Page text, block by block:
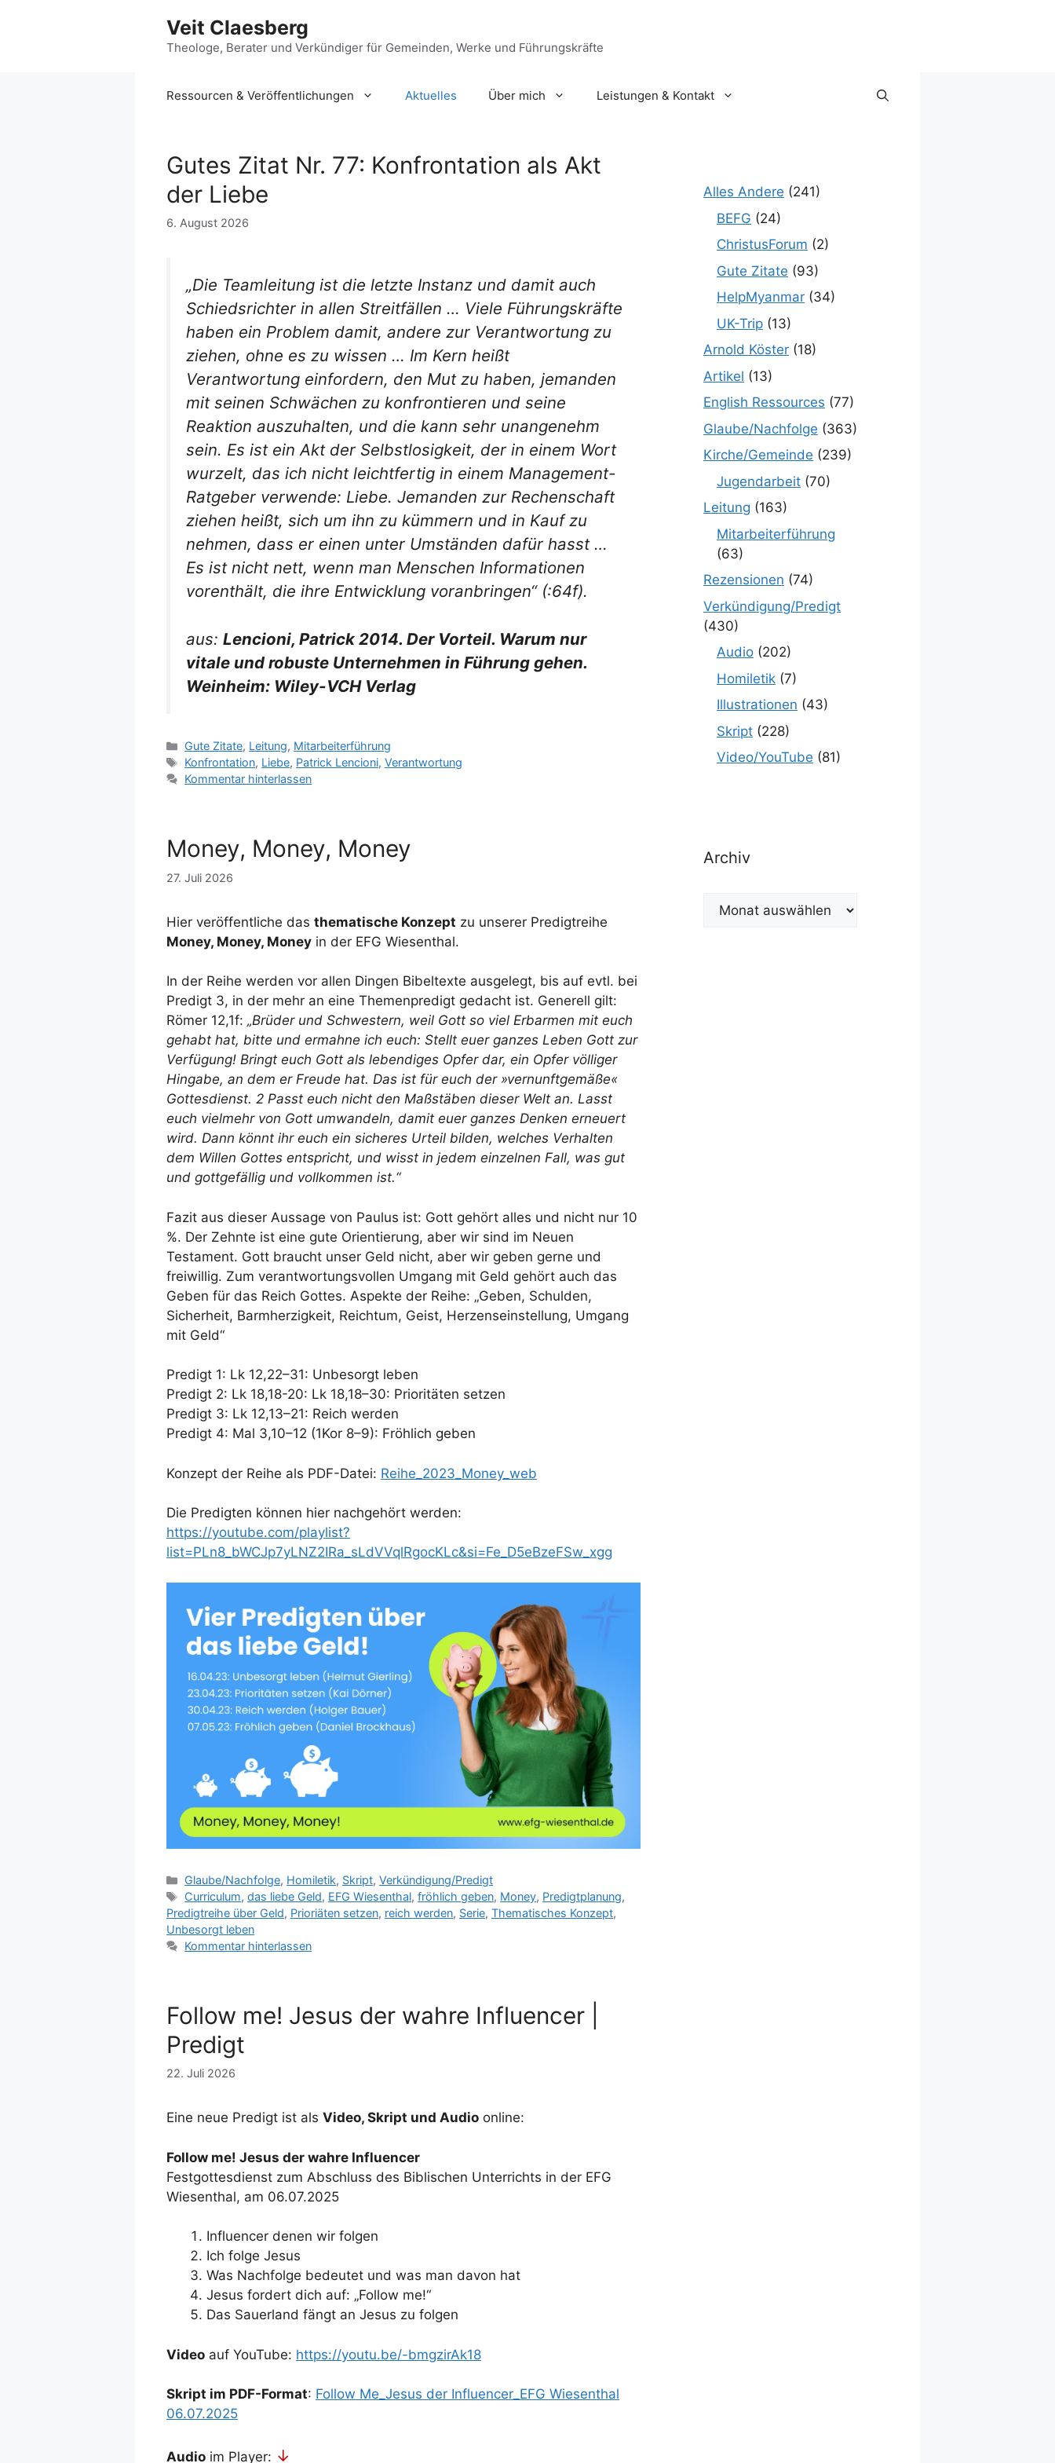
Veit Claesberg
Theologe, Berater und Verkündiger für Gemeinden, Werke und Führungskräfte
Ressourcen & Veröffentlichungen Aktuelles Über mich Leistungen & Kontakt
Gutes Zitat Nr. 77: Konfrontation als Akt
der Liebe
6. August 2026
„Die Teamleitung ist die letzte Instanz und damit auch
Schiedsrichter in allen Streitfällen … Viele Führungskräfte
haben ein Problem damit, andere zur Verantwortung zu
ziehen, ohne es zu wissen … Im Kern heißt
Verantwortung einfordern, den Mut zu haben, jemanden
mit seinen Schwächen zu konfrontieren und seine
Reaktion auszuhalten, und die kann sehr unangenehm
sein. Es ist ein Akt der Selbstlosigkeit, der in einem Wort
wurzelt, das ich nicht leichtfertig in einem Management-
Ratgeber verwende: Liebe. Jemanden zur Rechenschaft
ziehen heißt, sich um ihn zu kümmern und in Kauf zu
nehmen, dass er einen unter Umständen dafür hasst …
Es ist nicht nett, wenn man Menschen Informationen
vorenthält, die ihre Entwicklung voranbringen“ (:64f).
aus: Lencioni, Patrick 2014. Der Vorteil. Warum nur
vitale und robuste Unternehmen in Führung gehen.
Weinheim: Wiley-VCH Verlag
Kategorien
Gute Zitate, Leitung, Mitarbeiterführung
Schlagwörter
Konfrontation, Liebe, Patrick Lencioni,Verantwortung
Kommentar hinterlassen
Money, Money, Money
27. Juli 2026
Hier veröffentliche das thematische Konzept zu unserer Predigtreihe
Money, Money, Money in der EFG Wiesenthal.
In der Reihe werden vor allen Dingen Bibeltexte ausgelegt, bis auf evtl. bei
Predigt 3, in der mehr an eine Themenpredigt gedacht ist. Generell gilt:
Römer 12,1f: „Brüder und Schwestern, weil Gott so viel Erbarmen mit euch
gehabt hat, bitte und ermahne ich euch: Stellt euer ganzes Leben Gott zur
Verfügung! Bringt euch Gott als lebendiges Opfer dar, ein Opfer völliger
Hingabe, an dem er Freude hat. Das ist für euch der »vernunftgemäße«
Gottesdienst. 2 Passt euch nicht den Maßstäben dieser Welt an. Lasst
euch vielmehr von Gott umwandeln, damit euer ganzes Denken erneuert
wird. Dann könnt ihr euch ein sicheres Urteil bilden, welches Verhalten
dem Willen Gottes entspricht, und wisst in jedem einzelnen Fall, was gut
und gottgefällig und vollkommen ist.“
Fazit aus dieser Aussage von Paulus ist: Gott gehört alles und nicht nur 10
%. Der Zehnte ist eine gute Orientierung, aber wir sind im Neuen
Testament. Gott braucht unser Geld nicht, aber wir geben gerne und
freiwillig. Zum verantwortungsvollen Umgang mit Geld gehört auch das
Geben für das Reich Gottes. Aspekte der Reihe: „Geben, Schulden,
Sicherheit, Barmherzigkeit, Reichtum, Geist, Herzenseinstellung, Umgang
mit Geld“
Predigt 1: Lk 12,22–31: Unbesorgt leben
Predigt 2: Lk 18,18-20: Lk 18,18–30: Prioritäten setzen
Predigt 3: Lk 12,13–21: Reich werden
Predigt 4: Mal 3,10–12 (1Kor 8–9): Fröhlich geben
Konzept der Reihe als PDF-Datei: Reihe_2023_Money_web
Die Predigten können hier nachgehört werden:
https://youtube.com/playlist?
list=PLn8_bWCJp7yLNZ2IRa_sLdVVqlRgocKLc&si=Fe_D5eBzeFSw_xgg
Kategorien
Glaube/Nachfolge, Homiletik, Skript,Verkündigung/Predigt
Schlagwörter
Curriculum,das liebe Geld, EFG Wiesenthal,fröhlich geben, Money, Predigtplanung,
Predigtreihe über Geld, Prioriäten setzen, reich werden, Serie, Thematisches Konzept,
Unbesorgt leben
Kommentar hinterlassen
Follow me! Jesus der wahre Influencer |
Predigt
22. Juli 2026
Eine neue Predigt ist als Video, Skript und Audio online:
Follow me! Jesus der wahre Influencer
Festgottesdienst zum Abschluss des Biblischen Unterrichts in der EFG
Wiesenthal, am 06.07.2025
Influencer denen wir folgen
Ich folge Jesus
Was Nachfolge bedeutet und was man davon hat
Jesus fordert dich auf: „Follow me!“
Das Sauerland fängt an Jesus zu folgen
Video auf YouTube: https://youtu.be/-bmgzirAk18
Skript im PDF-Format: Follow Me_Jesus der Influencer_EFG Wiesenthal
06.07.2025
Audio im Player: ↓
Alles Andere (241)
BEFG (24)
ChristusForum (2)
Gute Zitate (93)
HelpMyanmar (34)
UK-Trip (13)
Arnold Köster (18)
Artikel (13)
English Ressources (77)
Glaube/Nachfolge (363)
Kirche/Gemeinde (239)
Jugendarbeit (70)
Leitung (163)
Mitarbeiterführung
(63)
Rezensionen (74)
Verkündigung/Predigt
(430)
Audio (202)
Homiletik (7)
Illustrationen (43)
Skript (228)
Video/YouTube (81)
Archiv
Archiv